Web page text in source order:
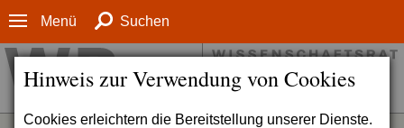
Hinweis zur Verwendung von Cookies
Cookies erleichtern die Bereitstellung unserer Dienste.
Menü Suchen